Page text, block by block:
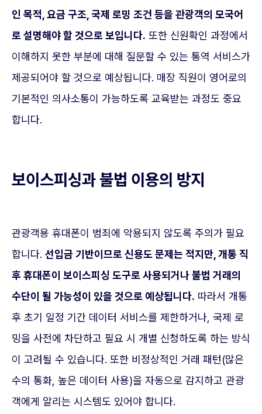
인 목적, 요금 구조, 국제 로밍 조건 등을 관광객의 모국어
로 설명해야 할 것으로 보입니다. 또한 신원확인 과정에서
이해하지 못한 부분에 대해 질문할 수 있는 통역 서비스가
제공되어야 할 것으로 예상됩니다. 매장 직원이 영어로의
기본적인 의사소통이 가능하도록 교육받는 과정도 중요
합니다.
보이스피싱과 불법 이용의 방지
관광객용 휴대폰이 범죄에 악용되지 않도록 주의가 필요
합니다. 선입금 기반이므로 신용도 문제는 적지만, 개통 직
후 휴대폰이 보이스피싱 도구로 사용되거나 불법 거래의
수단이 될 가능성이 있을 것으로 예상됩니다. 따라서 개통
후 초기 일정 기간 데이터 서비스를 제한하거나, 국제 로
밍을 사전에 차단하고 필요 시 개별 신청하도록 하는 방식
이 고려될 수 있습니다. 또한 비정상적인 거래 패턴(많은
수의 통화, 높은 데이터 사용)을 자동으로 감지하고 관광
객에게 알리는 시스템도 있어야 합니다.